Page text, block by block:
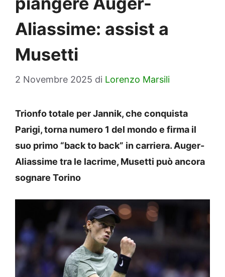
Aliassime: assist a
Musetti
2 Novembre 2025 di Lorenzo Marsili
Trionfo totale per Jannik, che conquista
Parigi, torna numero 1 del mondo e firma il
suo primo “back to back” in carriera. Auger-
Aliassime tra le lacrime, Musetti può ancora
sognare Torino